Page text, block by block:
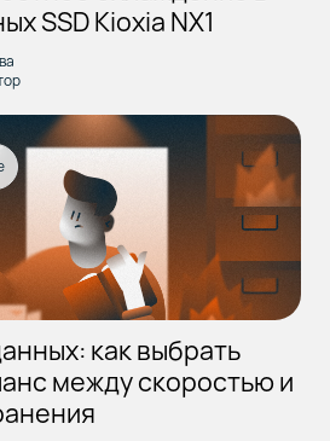
SSD Kioxia NX1
как выбрать
между скоростью и